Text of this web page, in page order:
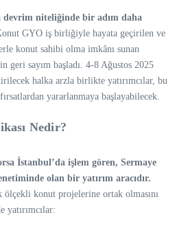
devrim niteliğinde bir adım daha
GYO iş birliğiyle hayata geçirilen ve
konut sahibi olma imkânı sunan
geri sayım başladı. 4-8 Ağustos 2025
halka arzla birlikte yatırımcılar, bu
yararlanmaya başlayabilecek.
Nedir?
İstanbul’da işlem gören, Sermaye
olan bir yatırım aracıdır.
ölçekli konut projelerine ortak olmasını
yatırımcılar: